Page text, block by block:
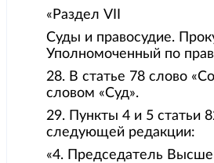
«Раздел VII
Суды и правосудие.
Уполномоченный по
28. В статье 78 слово
словом «Суд».
29. Пункты 4 и 5 статьи
следующей редакции:
«4. Председатель